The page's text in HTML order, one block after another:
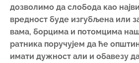
дозволимо да слобода као
вредност буде изгубљена или
вама, борцима и потомцима
ратника поручујем да ће
имати дужност али и обавезу